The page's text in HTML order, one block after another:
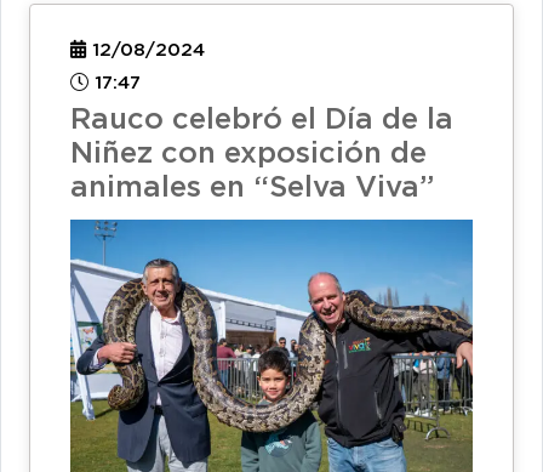
12/08/2024
17:47
Rauco celebró el Día de la
Niñez con exposición de
animales en “Selva Viva”